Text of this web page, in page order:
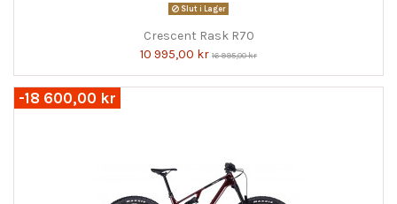
Slut i Lager
Crescent Rask R70
10 995,00 kr 16 995,00 kr
-18 600,00 kr